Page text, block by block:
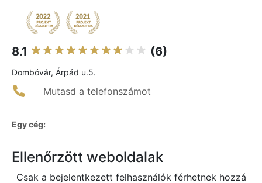
8.1 (6)
Dombóvár, Árpád u.5.
Mutasd a telefonszámot
Egy cég:
Ellenőrzött weboldalak
Csak a bejelentkezett felhasználók férhetnek hozzá